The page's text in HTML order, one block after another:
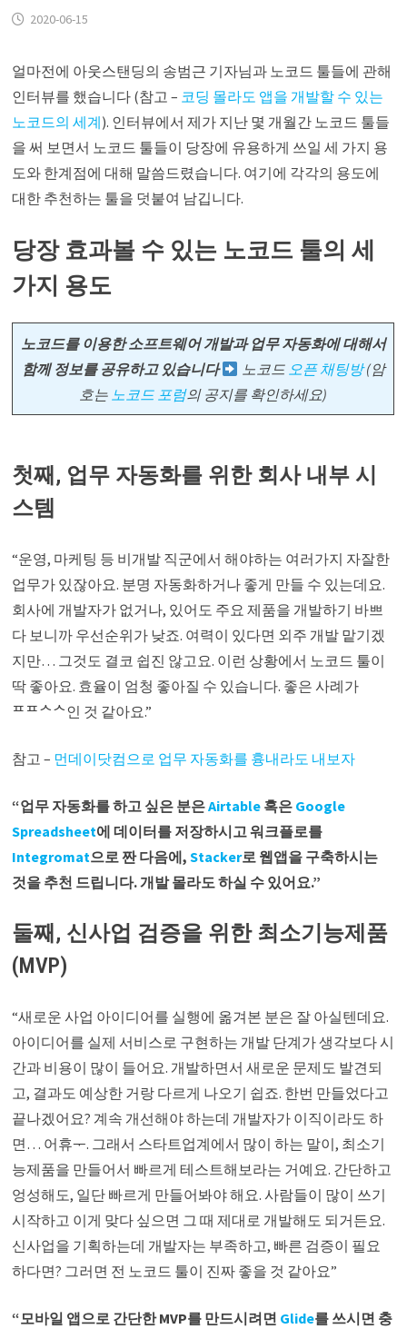
2020-06-15
얼마전에 아웃스탠딩의 송범근 기자님과 노코드 툴들에 관해
인터뷰를 했습니다 (참고 – 코딩 몰라도 앱을 개발할 수 있는
노코드의 세계). 인터뷰에서 제가 지난 몇 개월간 노코드 툴들
을 써 보면서 노코드 툴들이 당장에 유용하게 쓰일 세 가지 용
도와 한계점에 대해 말씀드렸습니다. 여기에 각각의 용도에
대한 추천하는 툴을 덧붙여 남깁니다.
당장 효과볼 수 있는 노코드 툴의 세
가지 용도
노코드를 이용한 소프트웨어 개발과 업무 자동화에 대해서
함께 정보를 공유하고 있습니다
노코드 오픈 채팅방 (암
호는 노코드 포럼의 공지를 확인하세요)
첫째, 업무 자동화를 위한 회사 내부 시
스템
“운영, 마케팅 등 비개발 직군에서 해야하는 여러가지 자잘한
업무가 있잖아요. 분명 자동화하거나 좋게 만들 수 있는데요.
회사에 개발자가 없거나, 있어도 주요 제품을 개발하기 바쁘
다 보니까 우선순위가 낮죠. 여력이 있다면 외주 개발 맡기겠
지만… 그것도 결코 쉽진 않고요. 이런 상황에서 노코드 툴이
딱 좋아요. 효율이 엄청 좋아질 수 있습니다. 좋은 사례가
ᄑᄑᄉᄉ인 것 같아요.”
참고 – 먼데이닷컴으로 업무 자동화를 흉내라도 내보자
“업무 자동화를 하고 싶은 분은Airtable 혹은 Google
Spreadsheet에 데이터를 저장하시고 워크플로를
Integromat으로 짠 다음에,Stacker로 웹앱을 구축하시는
것을 추천 드립니다. 개발 몰라도 하실 수 있어요.”
둘째, 신사업 검증을 위한 최소기능제품
(MVP)
“새로운 사업 아이디어를 실행에 옮겨본 분은 잘 아실텐데요.
아이디어를 실제 서비스로 구현하는 개발 단계가 생각보다 시
간과 비용이 많이 들어요. 개발하면서 새로운 문제도 발견되
고, 결과도 예상한 거랑 다르게 나오기 쉽죠. 한번 만들었다고
끝나겠어요? 계속 개선해야 하는데 개발자가 이직이라도 하
면… 어휴ᅮ. 그래서 스타트업계에서 많이 하는 말이, 최소기
능제품을 만들어서 빠르게 테스트해보라는 거예요. 간단하고
엉성해도, 일단 빠르게 만들어봐야 해요. 사람들이 많이 쓰기
시작하고 이게 맞다 싶으면 그 때 제대로 개발해도 되거든요.
신사업을 기획하는데 개발자는 부족하고, 빠른 검증이 필요
하다면? 그러면 전 노코드 툴이 진짜 좋을 것 같아요”
“모바일 앱으로 간단한 MVP를 만드시려면 Glide를 쓰시면 충